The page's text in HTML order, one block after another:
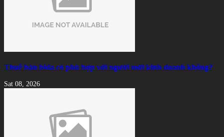
Thuê bàn bida có phù hợp với người mới kinh doanh không?
Sat 08, 2026